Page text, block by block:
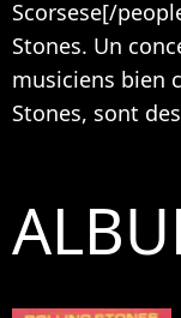
Scorsese[/
Stones. Un
musiciens bien
Stones, sont